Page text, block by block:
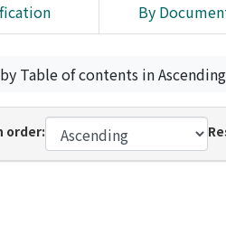
By
Table of contents in
order: